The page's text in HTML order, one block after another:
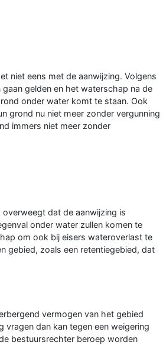
niet eens met de aanwijzing. Volgens
gelden en het waterschap na de
onder water komt te staan. Ook
grond nu niet meer zonder vergunning
immers niet meer zonder
dat de aanwijzing is
onder water zullen komen te
om ook bij eisers wateroverlast te
gebied, zoals een retentiegebied, dat
vermogen van het gebied
vragen dan kan tegen een weigering
bestuursrechter beroep worden